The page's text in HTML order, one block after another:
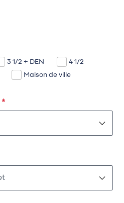
3 1/2 + DEN
4 1/2
Maison de ville
*